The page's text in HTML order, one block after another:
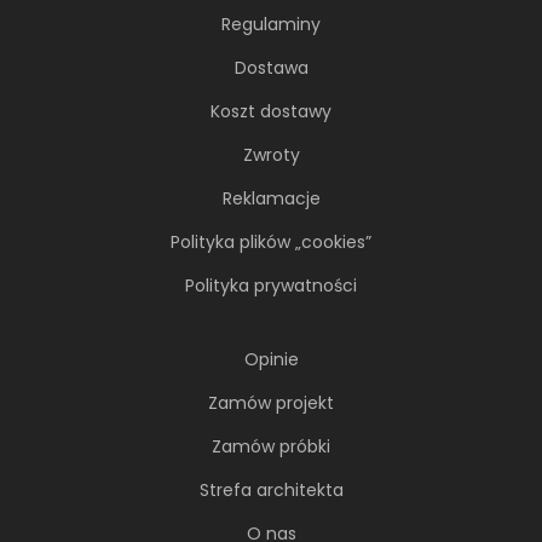
Soft minimalizm z duszą. 65-
metrowe mieszkanie projektu AVO
Minimalizm wcale nie musi opierać się na
Regulaminy
Dostawa
Koszt dostawy
Zwroty
Reklamacje
Polityka plików „cookies”
Polityka prywatności
Opinie
Zamów projekt
Zamów próbki
Strefa architekta
O nas